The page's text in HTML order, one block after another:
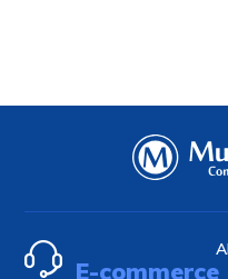
E-